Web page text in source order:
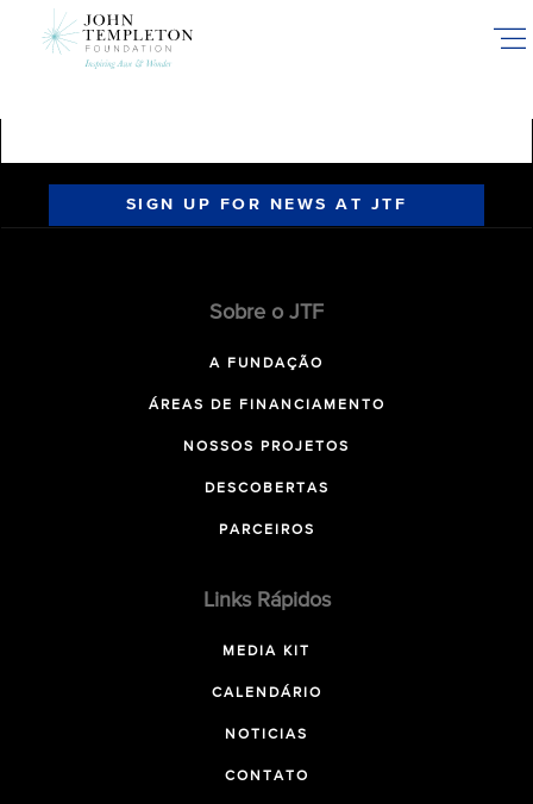
SIGN UP FOR NEWS AT JTF
Sobre o JTF
A FUNDAÇÃO
ÁREAS DE FINANCIAMENTO
NOSSOS PROJETOS
DESCOBERTAS
PARCEIROS
Links Rápidos
MEDIA KIT
CALENDÁRIO
NOTICIAS
CONTATO